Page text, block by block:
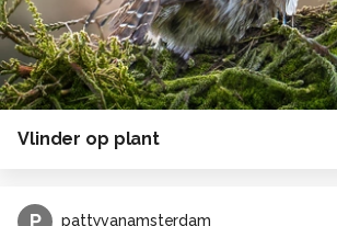
Vlinder op plant
pattyvanamsterdam